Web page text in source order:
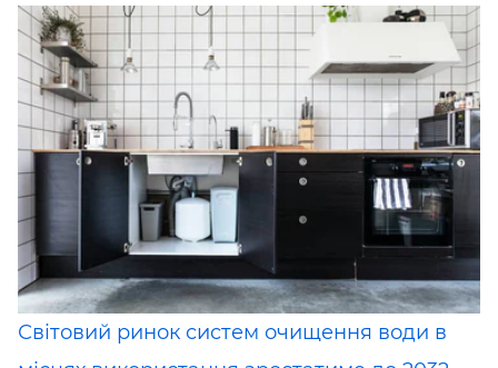
Світовий ринок систем очищення води в